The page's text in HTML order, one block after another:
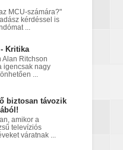
MCU-számára?"
kérdéssel is
...
- Kritika
Alan Ritchson
igencsak nagy
...
biztosan távozik
amikor a
televíziós
váratnak ...